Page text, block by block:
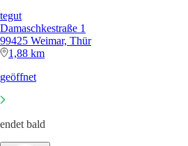
tegut
Damaschkestraße 1
99425 Weimar, Thür
1,88 km
geöffnet
endet bald